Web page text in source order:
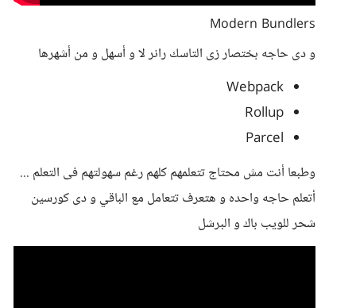
Modern Bundlers
و دى حاجه بختصار زى التاسك رانر لا و أسهل و من أشهرها
Webpack
Rollup
Parcel
وطبعا أنت مش محتاج تتعلمهم كلهم رغم سهولتهم فى التعلم ...
أتعلم حاجه واحده و هتعرف تتعامل مع الباقي و دى كورسين
شحر للويب باك و البرشل